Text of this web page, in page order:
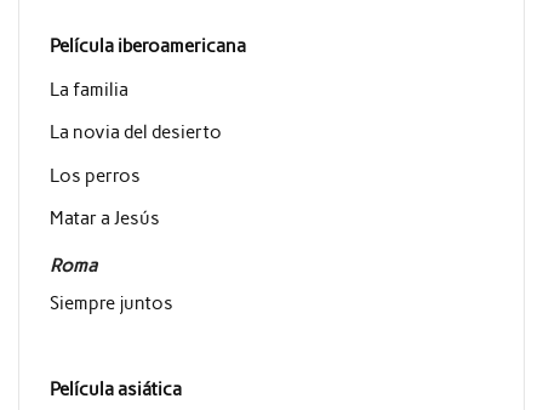
Película iberoamericana
La familia
La novia del desierto
Los perros
Matar a Jesús
Roma
Siempre juntos
Película asiática